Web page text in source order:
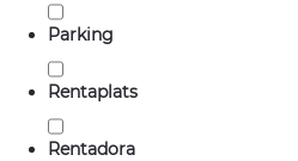
Parking
Rentaplats
Rentadora